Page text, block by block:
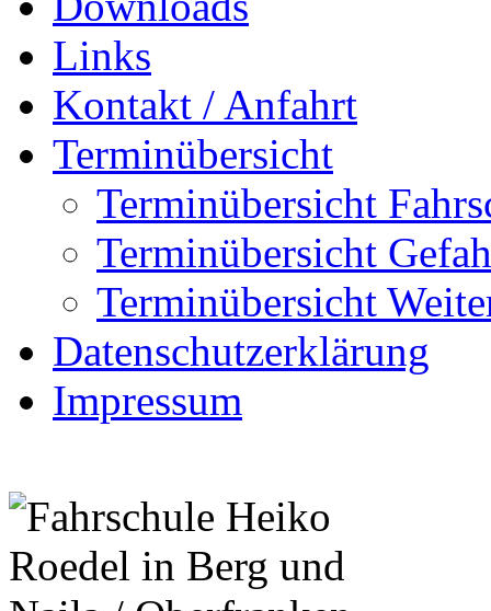
Links
Kontakt / Anfahrt
Terminübersicht
Terminübersicht
Terminübersicht
Terminübersicht
Datenschutzerklärung
Impressum